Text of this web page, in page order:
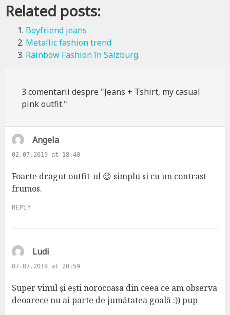
Related posts:
Boyfriend jeans
Metallic fashion trend
Rainbow Fashion în Salzburg.
3 comentarii despre "Jeans + Tshirt, my casual
pink outfit."
Angelas
a
s
02.07.2019 at 18:40
Foarte dragut outfit-ul 😉 simplu si cu un contrast
frumos.
REPLY
Ludis
a
s
07.07.2019 at 20:59
Super vinul și ești norocoasa din ceea ce am observa
deoarece nu ai parte de jumătatea goală :)) pup